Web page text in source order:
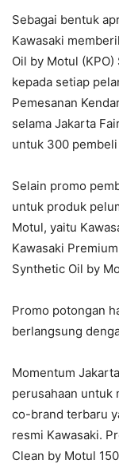
Sebagai bentuk
Kawasaki
Oil by Motul
kepada setiap
Pemesanan
selama Jakarta
untuk 300
Selain promo
untuk produk
Motul, yaitu
Kawasaki
Synthetic Oil by
Promo potongan
berlangsung
Momentum
perusahaan untuk
co-brand terbaru
resmi Kawasaki.
Clean by Motul